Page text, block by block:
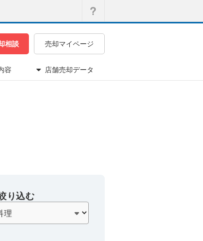
相談 売却マイページ
容 店舗売却データ
り込む